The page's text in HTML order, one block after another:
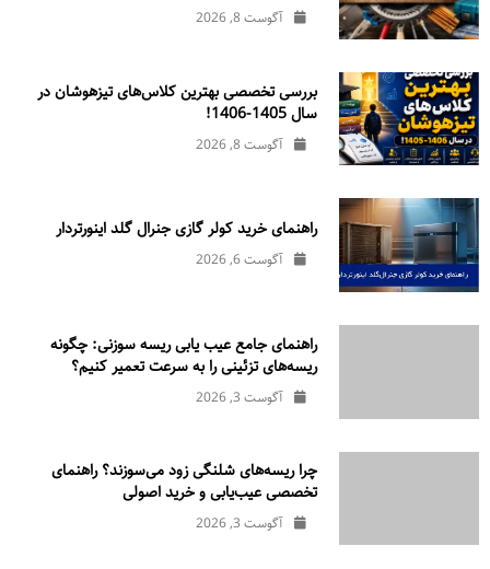
آگوست 8, 2026
بررسی تخصصی بهترین کلاس‌های تیزهوشان در
سال 1405-1406!
آگوست 8, 2026
راهنمای خرید کولر گازی جنرال‌ گلد اینورتر‌دار
آگوست 6, 2026
راهنمای جامع عیب یابی ریسه سوزنی: چگونه
ریسه‌های تزئینی را به سرعت تعمیر کنیم؟
آگوست 3, 2026
چرا ریسه‌های شلنگی زود می‌سوزند؟ راهنمای
تخصصی عیب‌یابی و خرید اصولی
آگوست 3, 2026